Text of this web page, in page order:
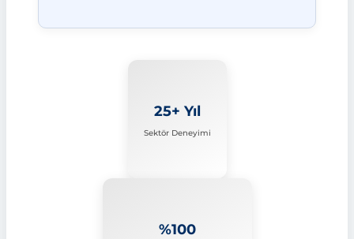
25+ Yıl
Sektör Deneyimi
%100